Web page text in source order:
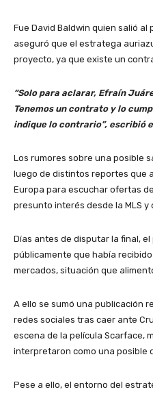
Fue David Baldwin quien salió al
aseguró que el estratega
proyecto, ya que existe un
“Solo para aclarar, Efraín
Tenemos un contrato y lo
indique lo contrario”, escribió
Los rumores sobre una posible
luego de distintos reportes que
Europa para escuchar ofertas
presunto interés desde la MLS y
Días antes de disputar la final,
públicamente que había
mercados, situación que
A ello se sumó una publicación
redes sociales tras caer ante
escena de la película Scarface,
interpretaron como una posible
Pese a ello, el entorno del